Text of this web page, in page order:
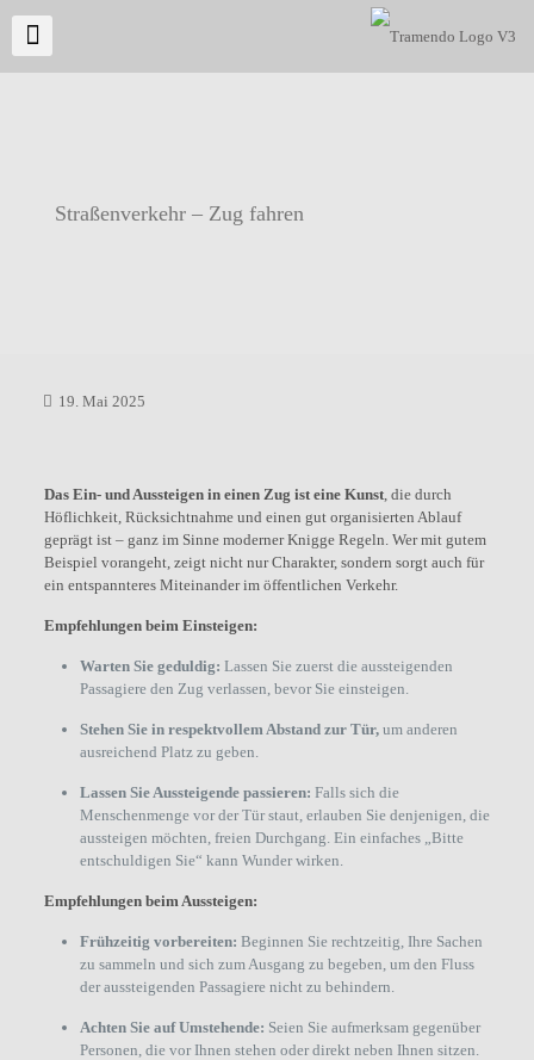
Straßenverkehr – Zug fahren
19. Mai 2025
Das Ein- und Aussteigen in einen Zug ist eine Kunst, die durch
Höflichkeit, Rücksichtnahme und einen gut organisierten Ablauf
geprägt ist – ganz im Sinne moderner Knigge Regeln. Wer mit gutem
Beispiel vorangeht, zeigt nicht nur Charakter, sondern sorgt auch für
ein entspannteres Miteinander im öffentlichen Verkehr.
Empfehlungen beim Einsteigen:
Warten Sie geduldig: Lassen Sie zuerst die aussteigenden
Passagiere den Zug verlassen, bevor Sie einsteigen.
Stehen Sie in respektvollem Abstand zur Tür,um anderen
ausreichend Platz zu geben.
Lassen Sie Aussteigende passieren: Falls sich die
Menschenmenge vor der Tür staut, erlauben Sie denjenigen, die
aussteigen möchten, freien Durchgang. Ein einfaches „Bitte
entschuldigen Sie“ kann Wunder wirken.
Empfehlungen beim Aussteigen:
Frühzeitig vorbereiten: Beginnen Sie rechtzeitig, Ihre Sachen
zu sammeln und sich zum Ausgang zu begeben, um den Fluss
der aussteigenden Passagiere nicht zu behindern.
Achten Sie auf Umstehende: Seien Sie aufmerksam gegenüber
Personen, die vor Ihnen stehen oder direkt neben Ihnen sitzen.